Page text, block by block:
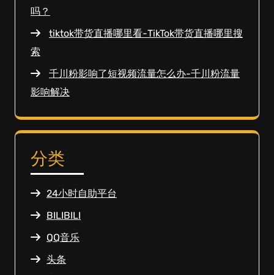
吗？
tiktok带货直播哪里看-TikTok带货直播哪里搜
索
千川粉影响了短视频流量怎么办-千川粉流量
影响解决
分类
24小时自助平台
BILIBILI
QQ音乐
头条